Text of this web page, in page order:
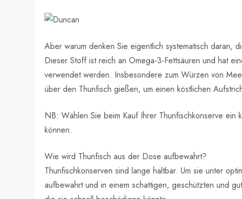
Aber warum denken Sie eigentlich systematisch
Dieser Stoff ist reich an Omega-3-Fettsäuren und hat
verwendet werden. Insbesondere zum Würzen von
über den Thunfisch gießen, um einen köstlichen
NB: Wählen Sie beim Kauf Ihrer Thunfischkonserve
können.
Wie wird Thunfisch aus der Dose aufbewahrt?
Thunfischkonserven sind lange haltbar. Um sie unter
aufbewahrt und in einem schattigen, geschützten und